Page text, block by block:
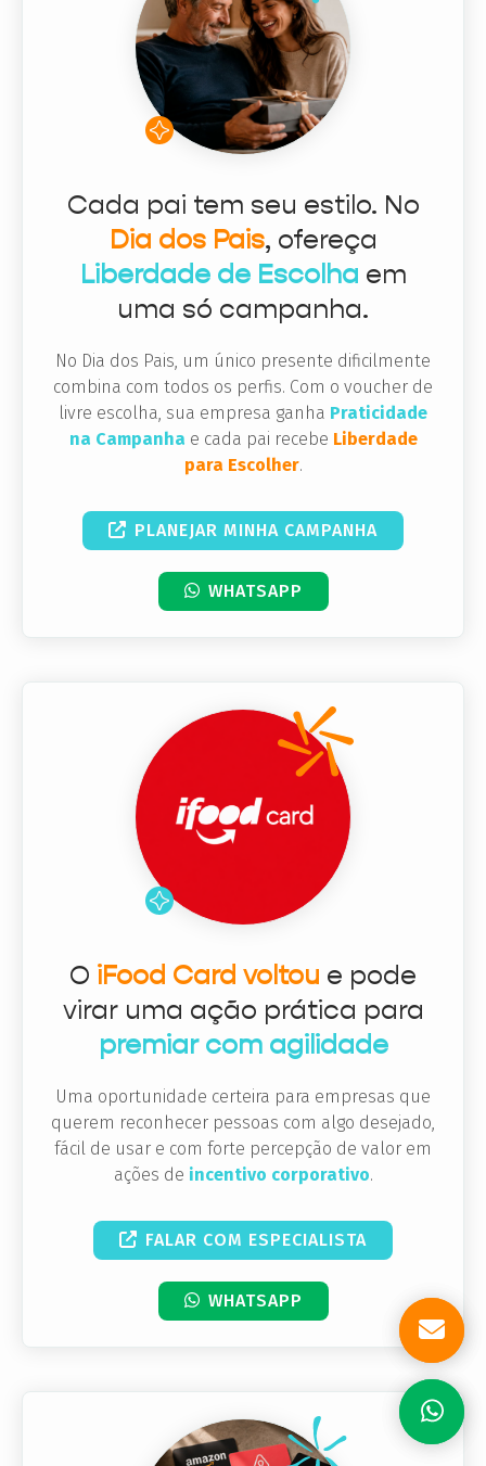
Cada pai tem seu estilo. No
Dia dos Pais, ofereça
Liberdade de Escolha em
uma só campanha.
No Dia dos Pais, um único presente dificilmente
combina com todos os perfis. Com o voucher de
livre escolha, sua empresa ganha Praticidade
na Campanha e cada pai recebe Liberdade
para Escolher.
PLANEJAR MINHA CAMPANHA
WHATSAPP
O iFood Card voltou e pode
virar uma ação prática para
premiar com agilidade
Uma oportunidade certeira para empresas que
querem reconhecer pessoas com algo desejado,
fácil de usar e com forte percepção de valor em
ações de incentivo corporativo.
FALAR COM ESPECIALISTA
WHATSAPP